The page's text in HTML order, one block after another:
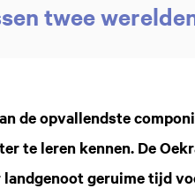
twee
de opvallendste
te leren kennen. De
geruime tijd